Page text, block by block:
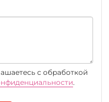
c обработкой
.